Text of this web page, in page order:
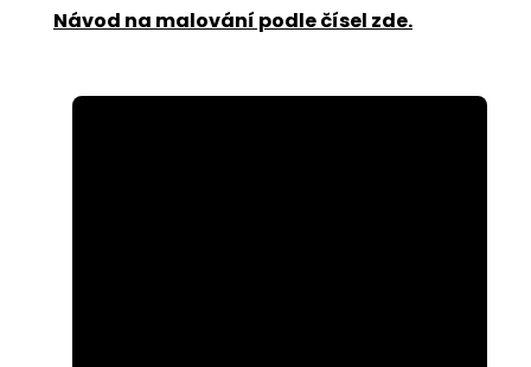
Návod na malování podle čísel zde.